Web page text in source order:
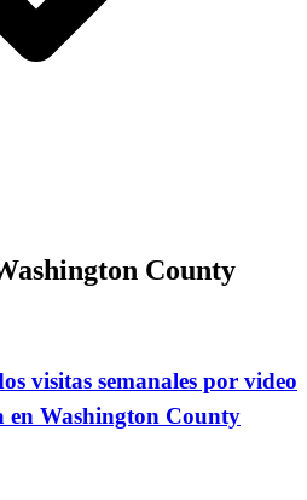
County
visitas semanales por video
en Washington County